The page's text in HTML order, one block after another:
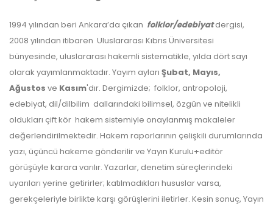
Dergiye makale
sonraki öndenetim,
Alan Editörü değerlendirmesi
ve hakem süreçleri,
Dergipark üzerinden
gerçekleştirilmektedir.
1994 yılından beri Ankara’da çıkan folklor/edebiyatdergisi,
2008 yılından itibaren Uluslararası Kıbrıs Üniversitesi
bünyesinde, uluslararası hakemli sistematikle, yılda dört sayı
olarak yayımlanmaktadır. Yayım ayları Şubat, Mayıs,
Ağustos ve Kasım'dır. Dergimizde; folklor, antropoloji,
edebiyat, dil/dilbilim dallarındaki bilimsel, özgün ve nitelikli
oldukları çift kör hakem sistemiyle onaylanmış makaleler
değerlendirilmektedir. Hakem raporlarının çelişkili durumlarında
yazı, üçüncü hakeme gönderilir ve Yayın Kurulu+editör
görüşüyle karara varılır. Yazarlar, denetim süreçlerindeki
uyarıları yerine getirirler; katılmadıkları hususlar varsa,
gerekçeleriyle birlikte karşı görüşlerini iletirler. Kesin sonuç, Yayın